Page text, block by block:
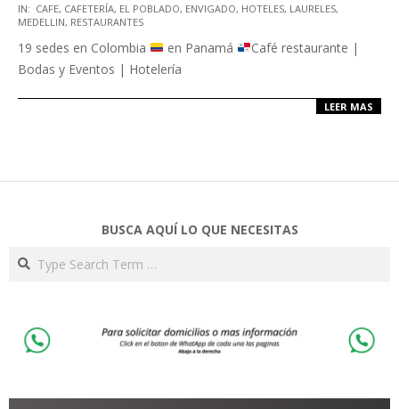
IN: CAFE, CAFETERÍA, EL POBLADO, ENVIGADO, HOTELES, LAURELES,
MEDELLIN, RESTAURANTES
19 sedes en Colombia en Panamá
Café restaurante |
Bodas y Eventos | Hotelería
LEER MAS
BUSCA AQUÍ LO QUE NECESITAS